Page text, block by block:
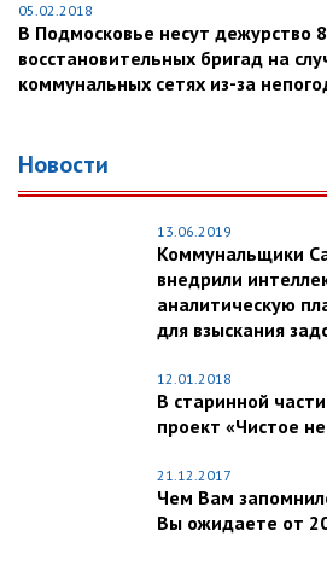
05.02.2018
В Подмосковье несут дежурство
восстановительных бригад на
коммунальных сетях из-за
Новости
13.06.2019
Коммунальщики
внедрили
аналитическую
для взыскания
12.01.2018
В старинной
проект «Чистое
21.12.2017
Чем Вам
Вы ожидаете от